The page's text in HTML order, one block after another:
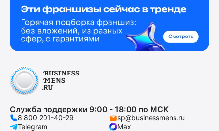
Служба поддержки 9:00 - 18:00 по МСК
8 800 201-40-29
sp@businessmens.ru
Telegram
Max